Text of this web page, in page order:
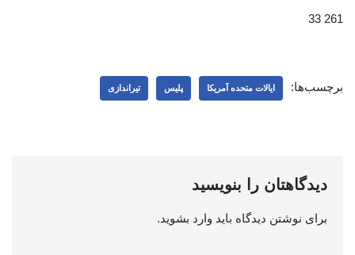
261 33
برچسب‌ها: ایالات متحده آمریکا پلیس تیراندازی
دیدگاهتان را بنویسید
برای نوشتن دیدگاه باید وارد بشوید.